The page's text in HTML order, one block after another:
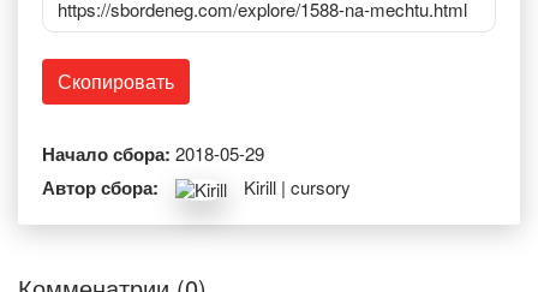
https://sbordeneg.com/explore/1588-na-mechtu.html
Скопировать
Начало сбора: 2018-05-29
Автор сбора: Kirill | cursory